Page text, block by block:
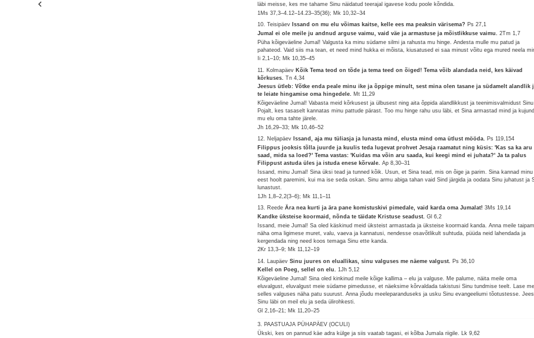
läbi meisse, kes me tahame Sinu näidatud teerajal igavese kodu poole kõndida.
1Ms 37,3–4.12–14.23–35(36); Mk 10,32–34
10. Teisipäev Issand on mu elu võimas kaitse, kelle ees ma peaksin värisema? Ps 27,1
Jumal ei ole meile ju andnud arguse vaimu, vaid väe ja armastuse ja mõistlikkuse vaimu.2Tm 1,7
Püha kõigeväeline Jumal! Valgusta ka minu südame silmi ja rahusta mu hinge. Andesta mulle mu patud ja
pahateod. Vaid siis ma tean, et need mind hukka ei mõista, kiusatused ei saa minust võitu ega mured neela
Ii 2,1–10; Mk 10,35–45
11. Kolmapäev Kõik Tema teod on tõde ja tema teed on õiged! Tema võib alandada neid, kes käivad
kõrkuses.Tn 4,34
Jeesus ütleb: Võtke enda peale minu ike ja õppige minult, sest mina olen tasane ja südamelt alandlik
te leiate hingamise oma hingedele. Mt 11,29
Kõigeväeline Jumal! Vabasta meid kõrkusest ja ülbusest ning aita õppida alandlikkust ja teenimisvalmidust Sinu
Pojalt, kes tasaselt kannatas minu pattude pärast. Too mu hinge rahu usu läbi, et Sina armastad mind ja
mu elu oma tahte järele.
Jh 16,29–33; Mk 10,46–52
12. Neljapäev Issand, aja mu tüliasja ja lunasta mind, elusta mind oma ütlust mööda. Ps 119,154
Filippus jooksis tõlla juurde ja kuulis teda lugevat prohvet Jesaja raamatut ning küsis: 'Kas sa ka aru
saad, mida sa loed?' Tema vastas: 'Kuidas ma võin aru saada, kui keegi mind ei juhata?' Ja ta palus
Filippust astuda üles ja istuda enese kõrvale.Ap 8,30–31
Issand, minu Jumal! Sina üksi tead ja tunned kõik. Usun, et Sina tead, mis on õige ja parim. Sina kannad minu
eest hoolt paremini, kui ma ise seda oskan. Sinu armu abiga tahan vaid Sind järgida ja oodata Sinu juhatust ja
lunastust.
1Jh 1,8–2,2(3–6); Mk 11,1–11
13. ReedeÄra nea kurti ja ära pane komistuskivi pimedale, vaid karda oma Jumalat!3Ms 19,14
Kandke üksteise koormaid, nõnda te täidate Kristuse seadust.Gl 6,2
Issand, meie Jumal! Sa oled käskinud meid üksteist armastada ja üksteise koormaid kanda. Anna meile
näha oma ligimese muret, valu, vaeva ja kannatusi, nendesse osavõtlikult suhtuda, püüda neid lahendada ja
kergendada ning need koos temaga Sinu ette kanda.
2Kr 13,3–9; Mk 11,12–19
14. LaupäevSinu juures on eluallikas, sinu valguses me näeme valgust. Ps 36,10
Kellel on Poeg, sellel on elu.1Jh 5,12
Kõigeväeline Jumal! Sina oled kinkinud meile kõige kallima – elu ja valguse. Me palume, näita meile oma
eluvalgust, eluvalgust meie südame pimedusse, et näeksime kõrvaldada takistusi Sinu tundmise teelt. Lase
selles valguses näha patu suurust. Anna jõudu meeleparanduseks ja usku Sinu evangeeliumi tõotustesse.
Sinu läbi on meil elu ja seda ülirohkesti.
Gl 2,16–21; Mk 11,20–25
3. PAASTUAJA PÜHAPÄEV (OCULI)
Ükski, kes on pannud käe adra külge ja siis vaatab tagasi, ei kõlba Jumala riigile.
Lk 9,62